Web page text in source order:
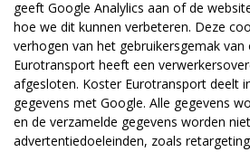
geeft Google Analylics aan of de
hoe we dit kunnen verbeteren. Deze
verhogen van het gebruikersgemak
Eurotransport heeft een
afgesloten. Koster Eurotransport deelt
gegevens met Google. Alle gegevens
en de verzamelde gegevens worden
advertentiedoeleinden, zoals